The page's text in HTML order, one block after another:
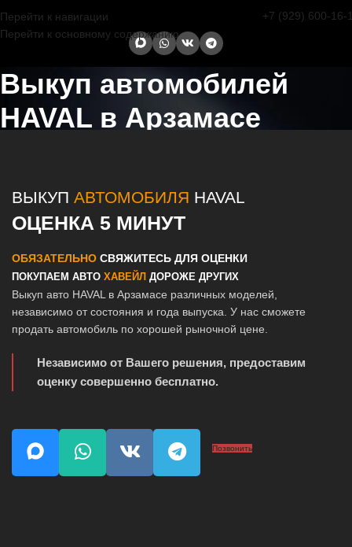
Перейти к навигации
Перейти к основному содержанию
+7 (929) 600-16-
Выкуп автомобилей
HAVAL в Арзамасе
ВЫКУП АВТОМОБИЛЯ HAVAL
ОЦЕНКА 5 МИНУТ
ОБЯЗАТЕЛЬНО СВЯЖИТЕСЬ ДЛЯ ОЦЕНКИ
ПОКУПАЕМ АВТО ХАВЕЙЛ ДОРОЖЕ ДРУГИХ
Выкуп авто HAVAL в Арзамасе различных моделей,
независимо от состояния и года выпуска. У нас сможете
продать автомобиль по хорошей рыночной цене.
Независимо от Вашего решения, предоставим
оценку совершенно бесплатно.
Позвонить